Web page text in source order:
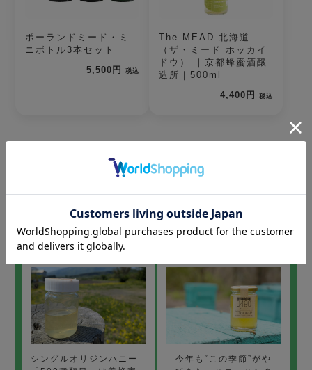
ポーランドミード・ミ
ニボトル3本セット
5,500円
税込
The MEAD 北海道
（ザ・ミード ホッカイ
ドウ） ｜京都蜂蜜酒醸
造所｜500ml
4,400円
税込
シングルオリジンハニー
「今年も“この季節”がや